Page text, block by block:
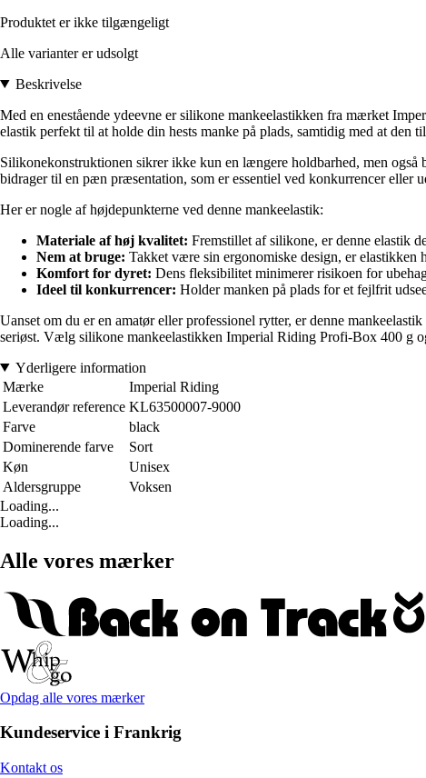
Produktet er ikke tilgængeligt
Alle varianter er udsolgt
Beskrivelse
Med en enestående ydeevne er silikone mankeelastikken fra mærket
elastik perfekt til at holde din hests manke på plads, samtidig med at den
Silikonekonstruktionen sikrer ikke kun en længere holdbarhed, men
bidrager til en pæn præsentation, som er essentiel ved konkurrencer eller
Her er nogle af højdepunkterne ved denne mankeelastik:
Materiale af høj kvalitet: Fremstillet af silikone, er denne elastik
Nem at bruge: Takket være sin ergonomiske design, er elastikken
Komfort for dyret: Dens fleksibilitet minimerer risikoen for
Ideel til konkurrencer: Holder manken på plads for et fejlfrit
Uanset om du er en amatør eller professionel rytter, er denne
seriøst. Vælg silikone mankeelastikken Imperial Riding Profi-Box 400 g
Yderligere information
Mærke
Imperial Riding
Leverandør reference KL63500007-9000
Farve
black
Dominerende farve
Sort
Køn
Unisex
Aldersgruppe
Voksen
Loading...
Loading...
Alle vores mærker
Opdag alle vores mærker
Kundeservice i Frankrig
Kontakt os